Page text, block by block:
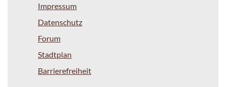
Impressum
Datenschutz
Forum
Stadtplan
Barrierefreiheit